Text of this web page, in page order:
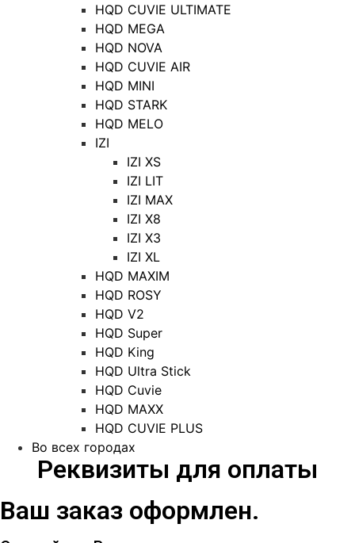
HQD CUVIE ULTIMATE
HQD MEGA
HQD NOVA
HQD CUVIE AIR
HQD MINI
HQD STARK
HQD MELO
IZI
IZI XS
IZI LIT
IZI MAX
IZI X8
IZI X3
IZI XL
HQD MAXIM
HQD ROSY
HQD V2
HQD Super
HQD King
HQD Ultra Stick
HQD Cuvie
HQD MAXX
HQD CUVIE PLUS
Во всех городах
Реквизиты для оплаты
Ваш заказ оформлен.